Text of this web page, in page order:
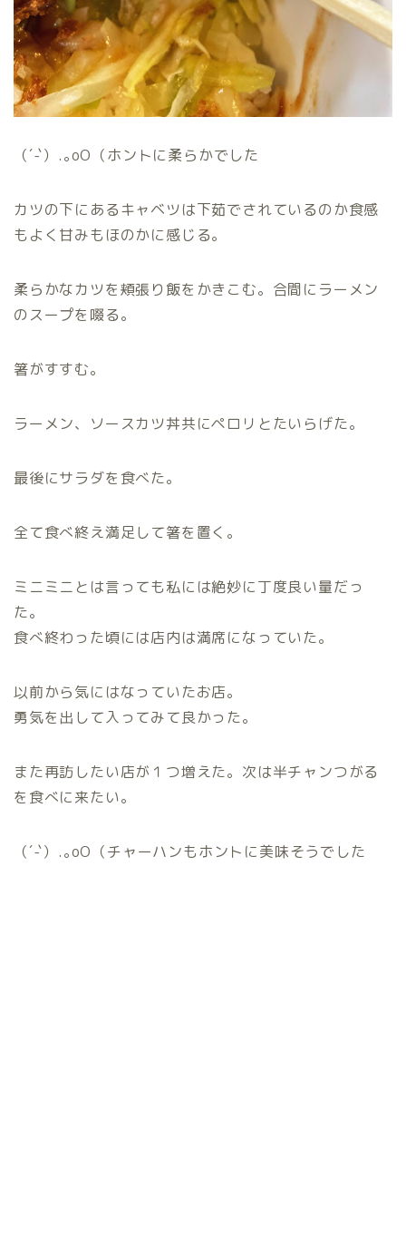
（´-`）.｡oO（ホントに柔らかでした
カツの下にあるキャベツは下茹でされているのか食感
もよく甘みもほのかに感じる。
柔らかなカツを頬張り飯をかきこむ。合間にラーメン
のスープを啜る。
箸がすすむ。
ラーメン、ソースカツ丼共にペロリとたいらげた。
最後にサラダを食べた。
全て食べ終え満足して箸を置く。
ミニミニとは言っても私には絶妙に丁度良い量だっ
た。
食べ終わった頃には店内は満席になっていた。
以前から気にはなっていたお店。
勇気を出して入ってみて良かった。
また再訪したい店が１つ増えた。次は半チャンつがる
を食べに来たい。
（´-`）.｡oO（チャーハンもホントに美味そうでした